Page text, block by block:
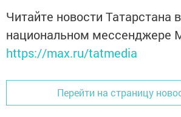
Читайте новости Татарстана в
национальном мессенджере
https://max.ru/tatmedia
Перейти на страницу